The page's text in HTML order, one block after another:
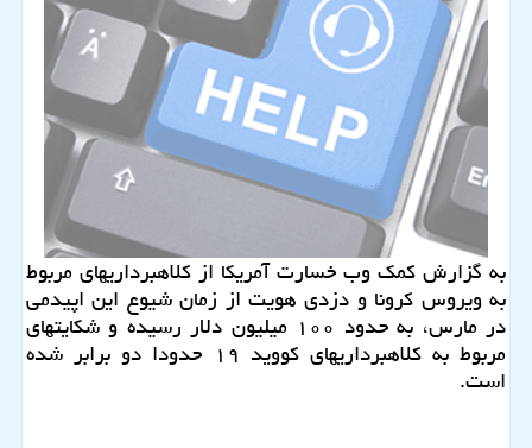
به گزارش كمك وب خسارت آمریكا از كلاهبرداریهای مربوط
به ویروس كرونا و دزدی هویت از زمان شیوع این اپیدمی
در مارس، به حدود ۱۰۰ میلیون دلار رسیده و شكایتهای
مربوط به كلاهبرداریهای كووید ۱۹ حدودا دو برابر شده
است.